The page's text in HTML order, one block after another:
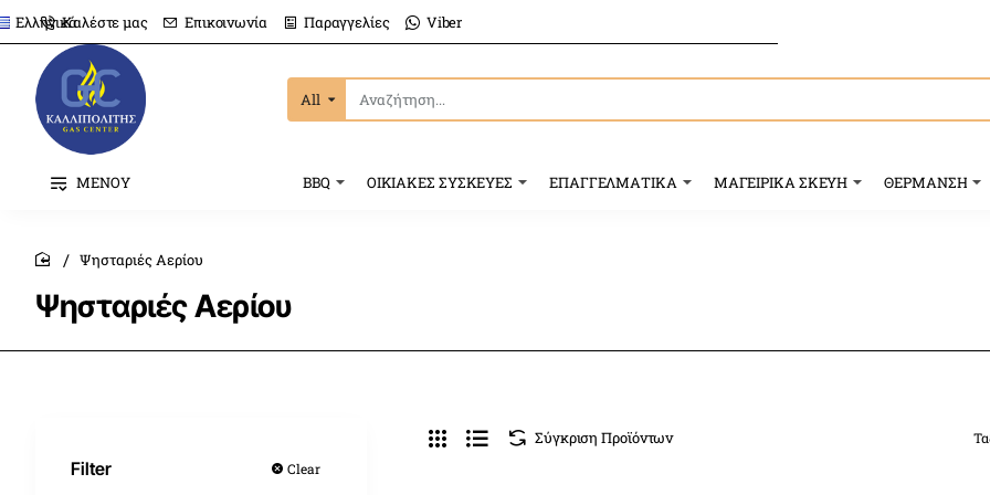
Καλέστε μας Επικοινωνία Παραγγελίες Viber
Ελληνικά
All
Αναζήτηση...
ΜΕΝΟΥ BBQ ΟΙΚΙΑΚΕΣ ΣΥΣΚΕΥΕΣ ΕΠΑΓΓΕΛΜΑΤΙΚΑ ΜΑΓΕΙΡΙΚΑ ΣΚΕΥΗ ΘΕΡΜΑΝΣΗ
Ψησταριές Αερίου
home
Ψησταριές Αερίου
Filter Clear
Σύγκριση Προϊόντων